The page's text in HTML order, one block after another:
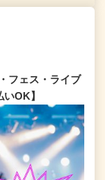
フェス・ライブ
OK】